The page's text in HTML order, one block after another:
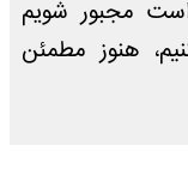
مجبور شویم
هنوز مطمئن